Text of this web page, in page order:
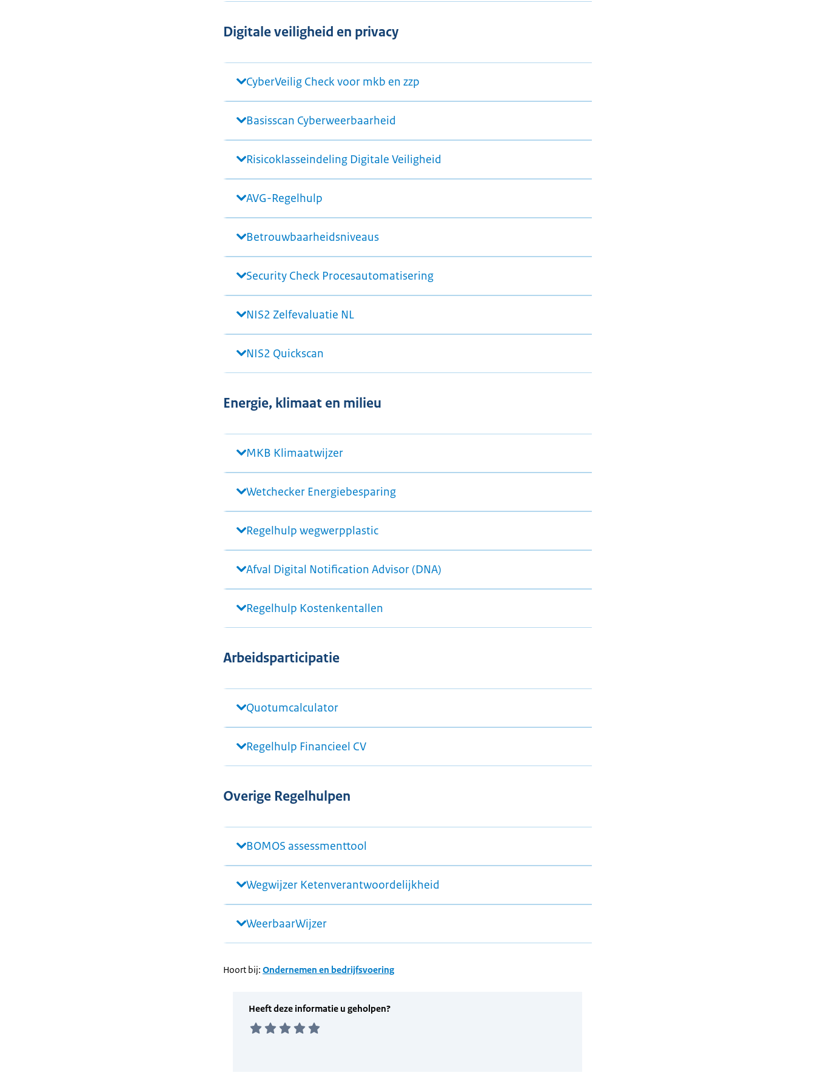
Digitale veiligheid en privacy
CyberVeilig Check voor mkb en zzp
Basisscan Cyberweerbaarheid
Risicoklasseindeling Digitale Veiligheid
AVG-Regelhulp
Betrouwbaarheidsniveaus
Security Check Procesautomatisering
NIS2 Zelfevaluatie NL
NIS2 Quickscan
Energie, klimaat en milieu
MKB Klimaatwijzer
Wetchecker Energiebesparing
Regelhulp wegwerpplastic
Afval Digital Notification Advisor (DNA)
Regelhulp Kostenkentallen
Arbeidsparticipatie
Quotumcalculator
Regelhulp Financieel CV
Overige Regelhulpen
BOMOS assessmenttool
Wegwijzer Ketenverantwoordelijkheid
WeerbaarWijzer
Hoort bij: Ondernemen en bedrijfsvoering